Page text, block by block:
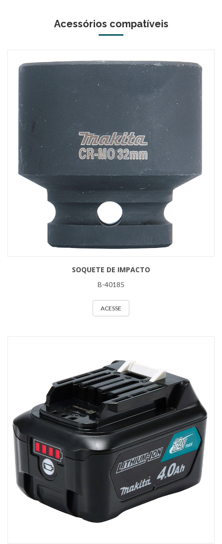
Acessórios compatíveis
SOQUETE DE IMPACTO
B-40185
ACESSE